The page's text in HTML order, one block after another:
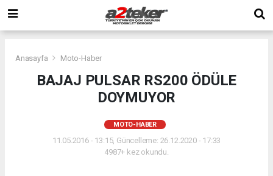
Anasayfa Moto-Haber
BAJAJ PULSAR RS200 ÖDÜLE
DOYMUYOR
MOTO-HABER
11.05.2016 - 13:15, Güncelleme: 26.12.2020 - 17:33
4987+ kez okundu.